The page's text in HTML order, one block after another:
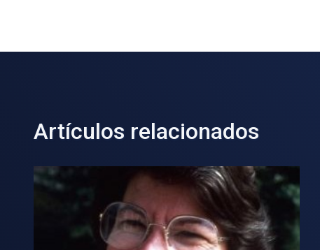
Artículos relacionados